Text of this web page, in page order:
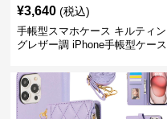
¥3,640 (税込)
手帳型スマホケース キルティン
グレザー調 iPhone手帳型ケース